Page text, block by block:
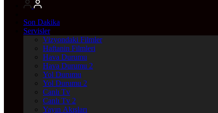
Son Dakika
Servisler
Vizyondaki Filmler
Haftanin Filmleri
Hava Durumu
Hava Durumu 2
Yol Durumu
Yol Durumu 2
Canlı Tv
Canlı Tv 2
Yayın Akışları